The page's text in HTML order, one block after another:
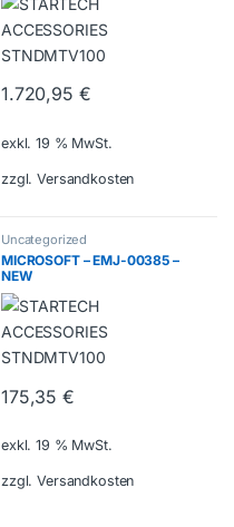
1.720,95 €
exkl. 19 % MwSt.
zzgl. Versandkosten
Uncategorized
MICROSOFT – EMJ-00385 –
NEW
175,35€
exkl. 19 % MwSt.
zzgl. Versandkosten